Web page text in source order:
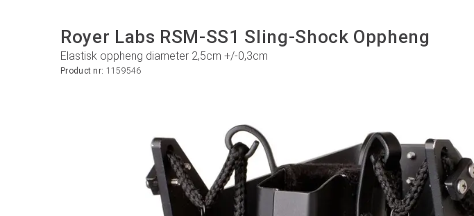
Royer Labs RSM-SS1 Sling-Shock Oppheng
Elastisk oppheng diameter 2,5cm +/-0,3cm
Product nr: 1159546